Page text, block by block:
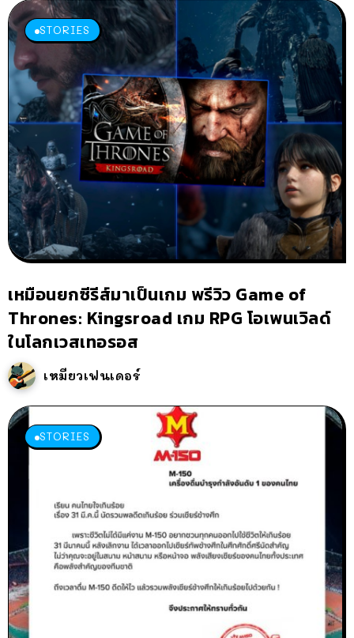
STORIES
เหมือนยกซีรีส์มาเป็นเกม พรีวิว Game of
Thrones: Kingsroad เกม RPG โอเพนเวิลด์
ในโลกเวสเทอรอส
เหมียวเฟนเดอร์
STORIES